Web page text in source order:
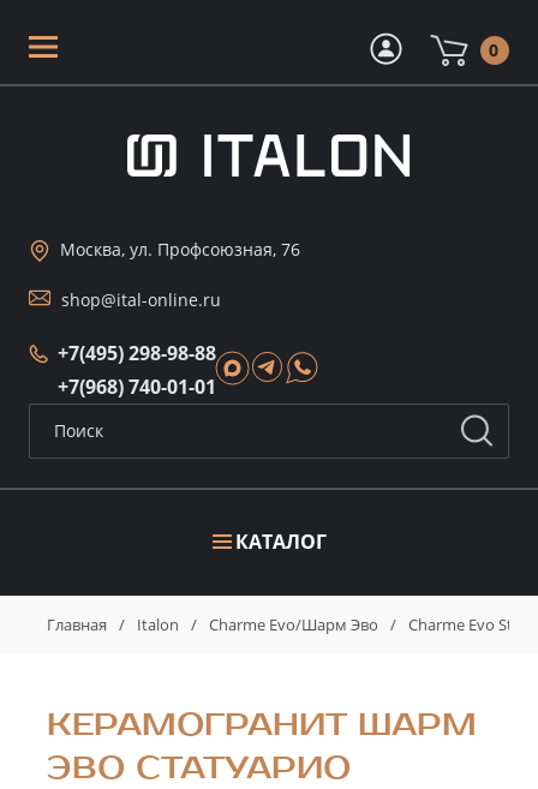
0
КАТАЛОГ
Москва, ул. Профсоюзная, 76
shop@ital-online.ru
+7(495) 298-98-88
+7(968) 740-01-01
Главная / Italon / Charme Evo/Шарм Эво / Charme Evo
КЕРАМОГРАНИТ ШАРМ
ЭВО СТАТУАРИО